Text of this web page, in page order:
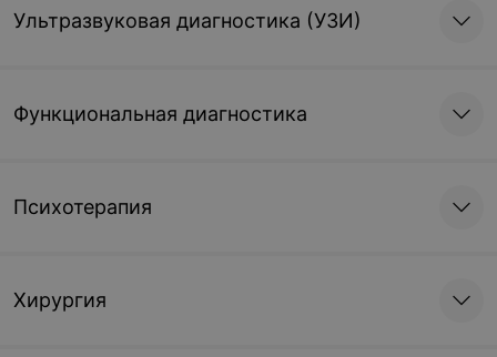
Ультразвуковая диагностика (УЗИ)
Функциональная диагностика
Психотерапия
Хирургия